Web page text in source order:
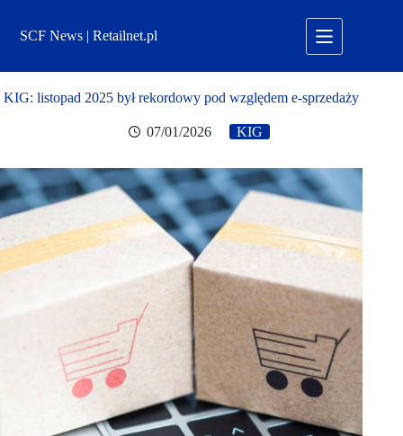
treściSCF News | Retailnet.pl
KIG: listopad 2025 był rekordowy pod względem e-sprzedaży
07/01/2026 KIG